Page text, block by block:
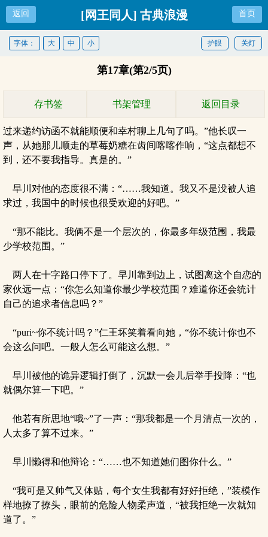
返回 [网王同人] 古典浪漫 首页
关灯
护眼
字体： 大 中 小
第17章(第2/5页)
存书签 书架管理 返回目录
过来递约访函不就能顺便和幸村聊上几句了吗。”他长叹一
声，从她那儿顺走的草莓奶糖在齿间喀喀作响，“这点都想不
到，还不要我指导。真是的。”
早川对他的态度很不满：“……我知道。我又不是没被人追
求过，我国中的时候也很受欢迎的好吧。”
“那不能比。我俩不是一个层次的，你最多年级范围，我最
少学校范围。”
两人在十字路口停下了。早川靠到边上，试图离这个自恋的
家伙远一点：“你怎么知道你最少学校范围？难道你还会统计
自己的追求者信息吗？”
“puri~你不统计吗？”仁王坏笑着看向她，“你不统计你也不
会这么问吧。一般人怎么可能这么想。”
早川被他的诡异逻辑打倒了，沉默一会儿后举手投降：“也
就偶尔算一下吧。”
他若有所思地“哦~”了一声：“那我都是一个月清点一次的，
人太多了算不过来。”
早川懒得和他辩论：“……也不知道她们图你什么。”
“我可是又帅气又体贴，每个女生我都有好好拒绝，”装模作
样地撩了撩头，眼前的危险人物柔声道，“被我拒绝一次就知
道了。”